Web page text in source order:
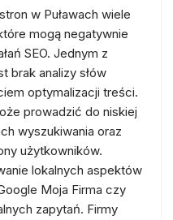
w Puławach wiele
mogą negatywnie
SEO. Jednym z
brak analizy słów
optymalizacji treści.
prowadzić do niskiej
wyszukiwania oraz
użytkowników.
lokalnych aspektów
Moja Firma czy
zapytań. Firmy